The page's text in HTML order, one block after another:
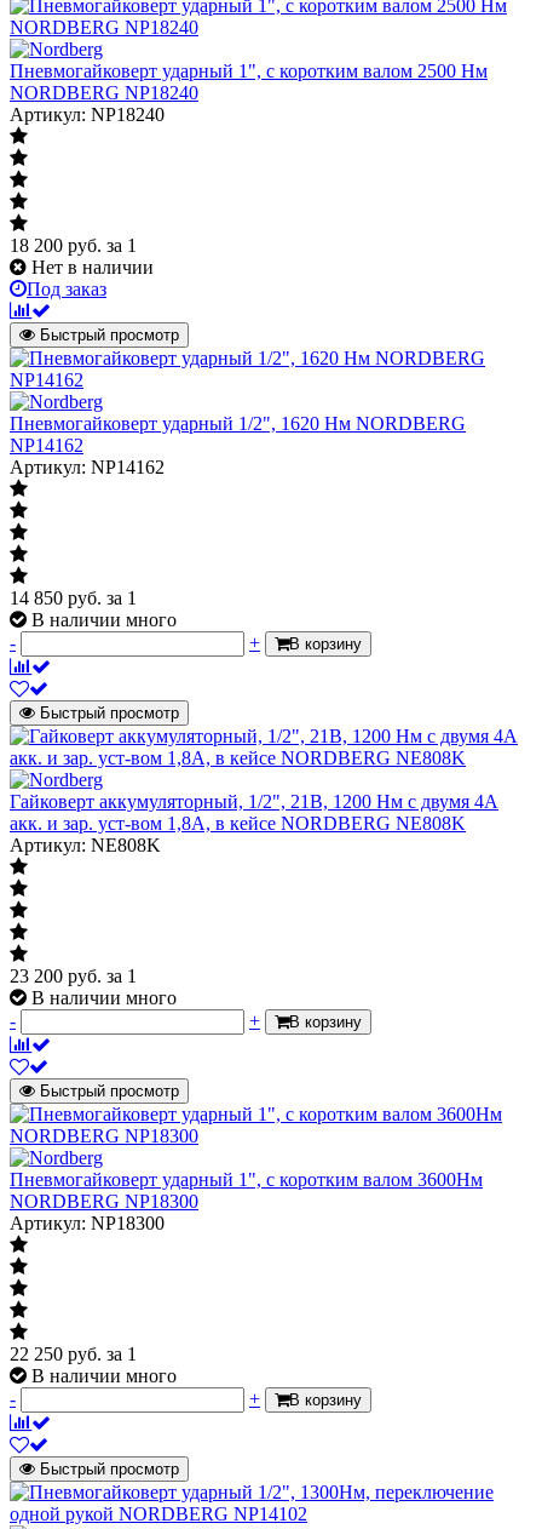
Пневмогайковерт ударный 1", с коротким валом 2500 Нм
NORDBERG NP18240
Артикул: NP18240
18 200 руб. за 1
Нет в наличии
Под заказ
Быстрый просмотр
Пневмогайковерт ударный 1/2", 1620 Нм NORDBERG
NP14162
Артикул: NP14162
14 850 руб. за 1
В наличии много
-
+ В корзину
Быстрый просмотр
Гайковерт аккумуляторный, 1/2", 21В, 1200 Нм с двумя 4A
акк. и зар. уст-вом 1,8A, в кейсе NORDBERG NE808K
Артикул: NE808K
23 200 руб. за 1
В наличии много
-
+ В корзину
Быстрый просмотр
Пневмогайковерт ударный 1", с коротким валом 3600Нм
NORDBERG NP18300
Артикул: NP18300
22 250 руб. за 1
В наличии много
-
+ В корзину
Быстрый просмотр